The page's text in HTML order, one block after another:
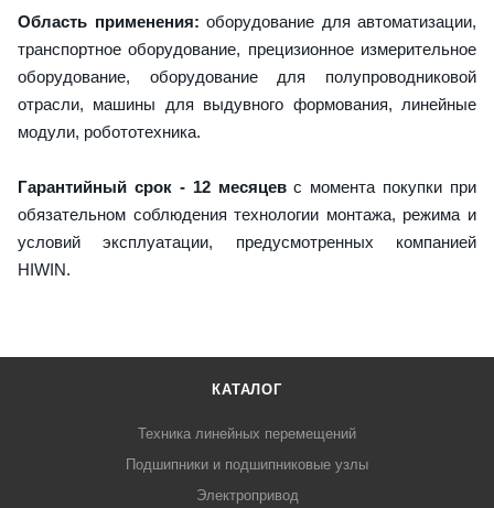
Область применения: оборудование для автоматизации,
транспортное оборудование, прецизионное измерительное
оборудование, оборудование для полупроводниковой
отрасли, машины для выдувного формования, линейные
модули, робототехника.
Гарантийный срок - 12 месяцевс момента покупки при
обязательном соблюдения технологии монтажа, режима и
условий эксплуатации, предусмотренных компанией
HIWIN.
КАТАЛОГ
Техника линейных перемещений
Подшипники и подшипниковые узлы
Электропривод